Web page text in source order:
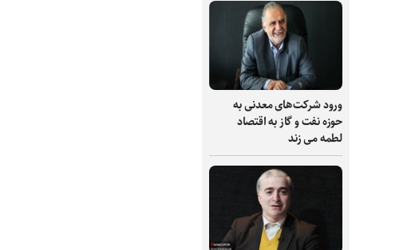
ورود شرکت‌های معدنی به
حوزه نفت و گاز به اقتصاد
لطمه می زند